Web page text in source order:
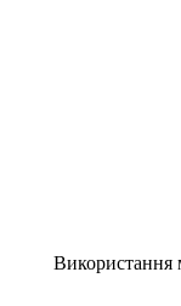
Використання